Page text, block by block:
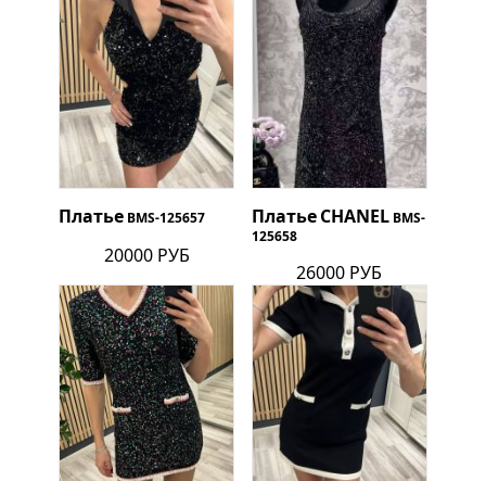
Платье BMS-125657
20000 РУБ
Платье CHANEL BMS-
125658
26000 РУБ